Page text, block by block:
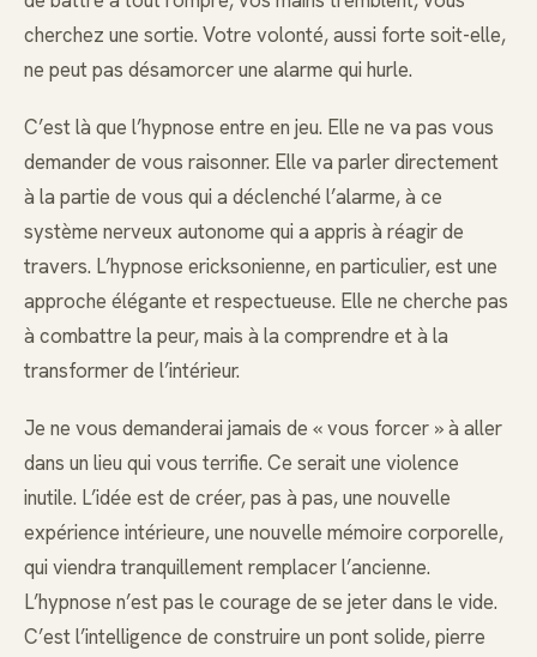
cherchez une sortie. Votre volonté, aussi forte soit-elle,
ne peut pas désamorcer une alarme qui hurle.
C’est là que l’hypnose entre en jeu. Elle ne va pas vous
demander de vous raisonner. Elle va parler directement
à la partie de vous qui a déclenché l’alarme, à ce
système nerveux autonome qui a appris à réagir de
travers. L’hypnose ericksonienne, en particulier, est une
approche élégante et respectueuse. Elle ne cherche pas
à combattre la peur, mais à la comprendre et à la
transformer de l’intérieur.
Je ne vous demanderai jamais de « vous forcer » à aller
dans un lieu qui vous terrifie. Ce serait une violence
inutile. L’idée est de créer, pas à pas, une nouvelle
expérience intérieure, une nouvelle mémoire corporelle,
qui viendra tranquillement remplacer l’ancienne.
L’hypnose n’est pas le courage de se jeter dans le vide.
C’est l’intelligence de construire un pont solide, pierre